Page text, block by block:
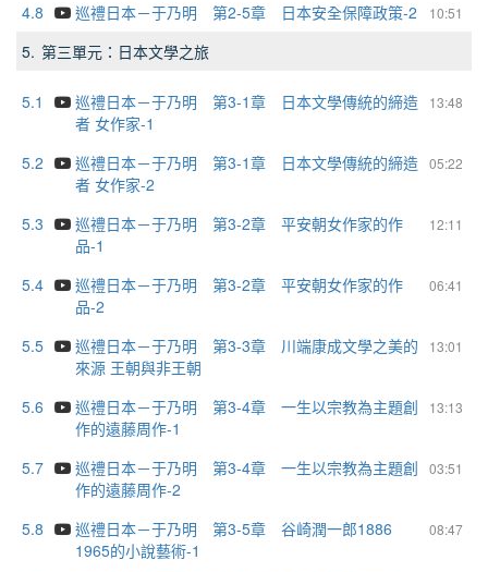
4.8
10:51
巡禮日本－于乃明 第2-5章 日本安全保障政策-2
5. 第三單元：日本文學之旅
5.1 13:48
巡禮日本－于乃明 第3-1章 日本文學傳統的締造
者 女作家-1
5.2
05:22
巡禮日本－于乃明 第3-1章 日本文學傳統的締造
者 女作家-2
5.3
12:11
巡禮日本－于乃明 第3-2章 平安朝女作家的作
品-1
5.4
06:41
巡禮日本－于乃明 第3-2章 平安朝女作家的作
品-2
5.5
13:01
巡禮日本－于乃明 第3-3章 川端康成文學之美的
來源 王朝與非王朝
5.6
13:13
巡禮日本－于乃明 第3-4章 一生以宗教為主題創
作的遠藤周作-1
5.7
03:51
巡禮日本－于乃明 第3-4章 一生以宗教為主題創
作的遠藤周作-2
5.8
08:47
巡禮日本－于乃明 第3-5章 谷崎潤一郎1886
1965的小說藝術-1